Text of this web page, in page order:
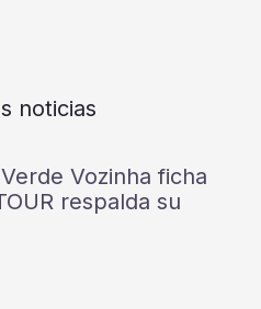
noticias
Vozinha ficha
respalda su